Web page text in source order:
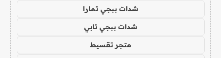
شدات ببجي تمارا
شدات ببجي تابي
متجر تقسيط